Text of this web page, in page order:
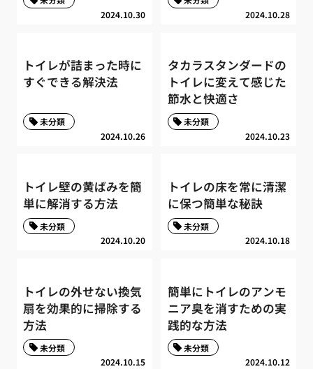
2024.10.30
2024.10.28
トイレが詰まった時に
すぐできる解決法
2024.10.26
未分類
タカラスタンダードの
トイレに変えて感じた
節水と快適さ
2024.10.23
未分類
トイレ壁の黄ばみを簡
単に解消する方法
2024.10.20
未分類
トイレの床を常に清潔
に保つ簡単な秘訣
2024.10.18
未分類
トイレの外せない換気
扇を効果的に掃除する
方法
2024.10.15
未分類
簡単にトイレのアンモ
ニア臭を消すための実
践的な方法
2024.10.12
未分類